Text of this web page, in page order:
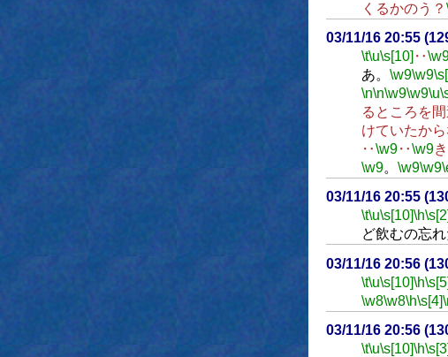
くるかのう？
03/11/16 20:55
\t\u\s[10] ‥
あ。 \w9\w9
\n\n\w9\w9\u
るところを
けていたから
‥\w9‥\w9
\w9。 \w9\w9
03/11/16 20:55
\t\u\s[10]\h\s[2]
ど飲むの忘れ
03/11/16 20:56
\t\u\s[10]\h\s[5]
\w8\w8\h\s[4]
03/11/16 20:56
\t\u\s[10]\h\s[3]